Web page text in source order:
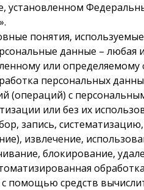
установленном
понятия,
данные – любая
или определяемому
персональных
(операций) с
или без их
запись,
извлечение,
блокирование,
помощью средств